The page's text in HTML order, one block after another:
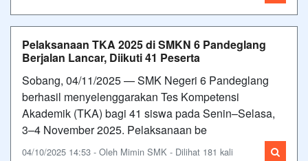
Pelaksanaan TKA 2025 di SMKN 6 Pandeglang
Berjalan Lancar, Diikuti 41 Peserta
Sobang, 04/11/2025 — SMK Negeri 6 Pandeglang
berhasil menyelenggarakan Tes Kompetensi
Akademik (TKA) bagi 41 siswa pada Senin–Selasa,
3–4 November 2025. Pelaksanaan be
04/10/2025 14:53 - Oleh Mimin SMK - Dilihat 181 kali